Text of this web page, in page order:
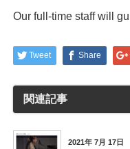
Our full-time staff will
Tweet Share
関連記事
2021年 7月 17日